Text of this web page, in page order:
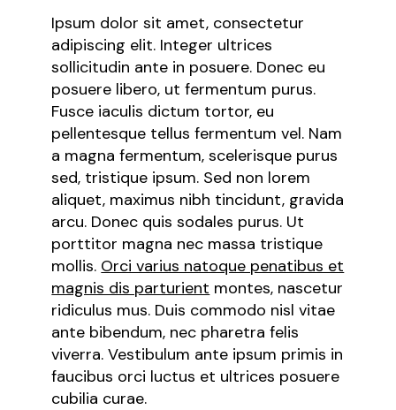
Ipsum dolor sit amet, consectetur
adipiscing elit. Integer ultrices
sollicitudin ante in posuere. Donec eu
posuere libero, ut fermentum purus.
Fusce iaculis dictum tortor, eu
pellentesque tellus fermentum vel. Nam
a magna fermentum, scelerisque purus
sed, tristique ipsum. Sed non lorem
aliquet, maximus nibh tincidunt, gravida
arcu. Donec quis sodales purus. Ut
porttitor magna nec massa tristique
mollis. Orci varius natoque penatibus et
magnis dis parturient montes, nascetur
ridiculus mus. Duis commodo nisl vitae
ante bibendum, nec pharetra felis
viverra. Vestibulum ante ipsum primis in
faucibus orci luctus et ultrices posuere
cubilia curae.